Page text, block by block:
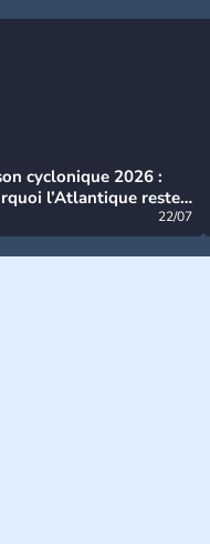
cyclonique 2026 :
l’Atlantique reste
22/07